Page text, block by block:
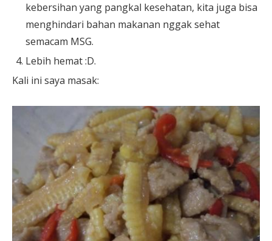
kebersihan yang pangkal kesehatan, kita juga bisa
menghindari bahan makanan nggak sehat
semacam MSG.
Lebih hemat :D.
Kali ini saya masak: